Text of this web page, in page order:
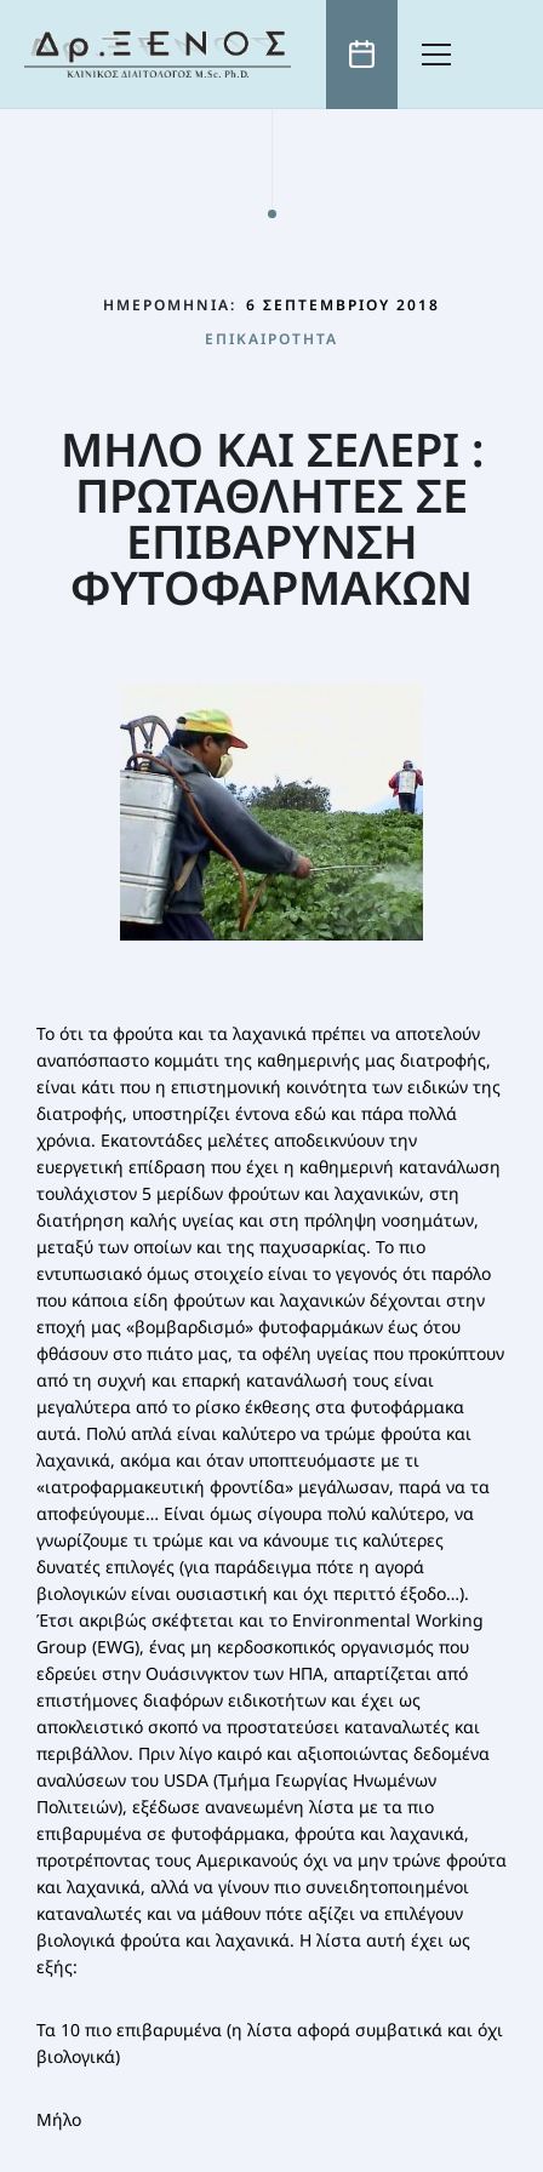
ΒΙΟΓΡΑΦΙΚΟ
ΕΠΙΚΑΙΡΌΤΗΤΑ
Η ΦΎΣΗ ΠΡΟΣΦΈΡΕΙ ΤΗ ΛΎΣΗ
ΠΑΙΔΊ ΚΑΙ ΔΙΑΤΡΟΦΉ
ΣΕΜΙΝΆΡΙΑ ΔΙΑΤΡΟΦΙΚΉΣ ΕΚΠΑΊΔΕΥΣΗΣ
ΤΗΛΕΟΡΑΣΗ
ΧΡΗΣΙΜΑ
ΕΛΛΗΝΙΚΌ ΙΝΣΤΙΤΟΎΤΟ ΔΙΑΤΡΟΦΉΣ
ΗΜΕΡΟΜΗΝΊΑ: 6 ΣΕΠΤΕΜΒΡΊΟΥ 2018
ΕΠΙΚΑΙΡΌΤΗΤΑ
ΜΗΛΟ ΚΑΙ ΣΕΛΕΡΙ :
ΠΡΩΤΑΘΛΗΤΕΣ ΣΕ
ΕΠΙΒΑΡΥΝΣΗ
ΦΥΤΟΦΑΡΜΑΚΩΝ
Το ότι τα φρούτα και τα λαχανικά πρέπει να αποτελούν
αναπόσπαστο κομμάτι της καθημερινής μας διατροφής,
είναι κάτι που η επιστημονική κοινότητα των ειδικών της
διατροφής, υποστηρίζει έντονα εδώ και πάρα πολλά
χρόνια. Εκατοντάδες μελέτες αποδεικνύουν την
ευεργετική επίδραση που έχει η καθημερινή κατανάλωση
τουλάχιστον 5 μερίδων φρούτων και λαχανικών, στη
διατήρηση καλής υγείας και στη πρόληψη νοσημάτων,
μεταξύ των οποίων και της παχυσαρκίας. Το πιο
εντυπωσιακό όμως στοιχείο είναι το γεγονός ότι παρόλο
που κάποια είδη φρούτων και λαχανικών δέχονται στην
εποχή μας «βομβαρδισμό» φυτοφαρμάκων έως ότου
φθάσουν στο πιάτο μας, τα οφέλη υγείας που προκύπτουν
από τη συχνή και επαρκή κατανάλωσή τους είναι
μεγαλύτερα από το ρίσκο έκθεσης στα φυτοφάρμακα
αυτά. Πολύ απλά είναι καλύτερο να τρώμε φρούτα και
λαχανικά, ακόμα και όταν υποπτευόμαστε με τι
«ιατροφαρμακευτική φροντίδα» μεγάλωσαν, παρά να τα
αποφεύγουμε… Είναι όμως σίγουρα πολύ καλύτερο, να
γνωρίζουμε τι τρώμε και να κάνουμε τις καλύτερες
δυνατές επιλογές (για παράδειγμα πότε η αγορά
βιολογικών είναι ουσιαστική και όχι περιττό έξοδο…).
Έτσι ακριβώς σκέφτεται και το Environmental Working
Group (EWG), ένας μη κερδοσκοπικός οργανισμός που
εδρεύει στην Ουάσινγκτον των ΗΠΑ, απαρτίζεται από
επιστήμονες διαφόρων ειδικοτήτων και έχει ως
αποκλειστικό σκοπό να προστατεύσει καταναλωτές και
περιβάλλον. Πριν λίγο καιρό και αξιοποιώντας δεδομένα
αναλύσεων του USDA (Τμήμα Γεωργίας Ηνωμένων
Πολιτειών), εξέδωσε ανανεωμένη λίστα με τα πιο
επιβαρυμένα σε φυτοφάρμακα, φρούτα και λαχανικά,
προτρέποντας τους Αμερικανούς όχι να μην τρώνε φρούτα
και λαχανικά, αλλά να γίνουν πιο συνειδητοποιημένοι
καταναλωτές και να μάθουν πότε αξίζει να επιλέγουν
βιολογικά φρούτα και λαχανικά. Η λίστα αυτή έχει ως
εξής:
Τα 10 πιο επιβαρυμένα (η λίστα αφορά συμβατικά και όχι
βιολογικά)
Μήλο